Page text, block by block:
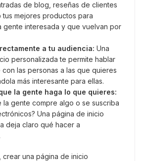
de blog, reseñas de clientes
tus mejores productos para
gente interesada y que vuelvan por
a tu audiencia: Una
personalizada te permite hablar
las personas a las que quieres
más interesante para ellas.
la gente haga lo que quieres:
la gente compre algo o se suscriba
Una página de inicio
deja claro qué hacer a
una página de inicio